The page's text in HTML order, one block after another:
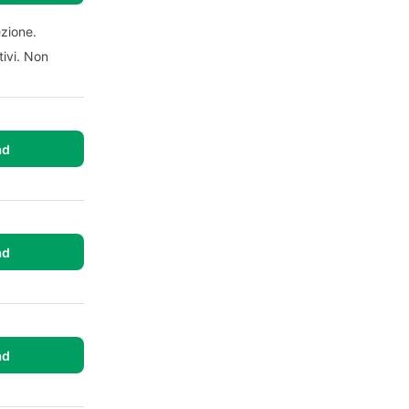
Non